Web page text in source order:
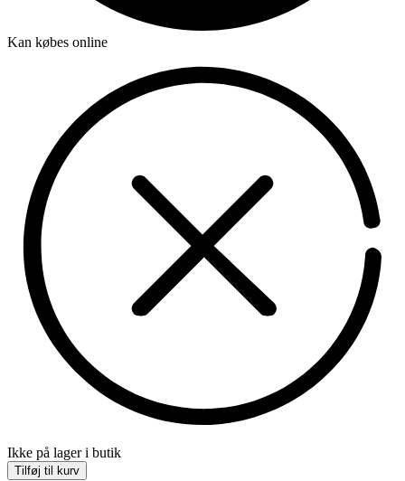
Kan købes online
Ikke på lager i butik
Tilføj til kurv